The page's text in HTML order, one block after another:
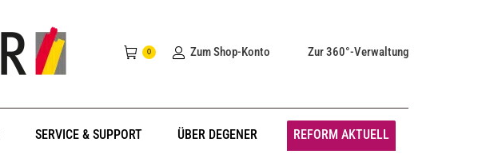
0 Zum Shop-Konto Zur 360°-Verwaltung
SERVICE & SUPPORT ÜBER DEGENER REFORM AKTUELL